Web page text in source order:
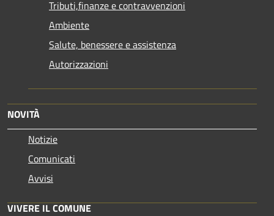
Tributi,finanze e contravvenzioni
Ambiente
Salute, benessere e assistenza
Autorizzazioni
NOVITÀ
Notizie
Comunicati
Avvisi
VIVERE IL COMUNE